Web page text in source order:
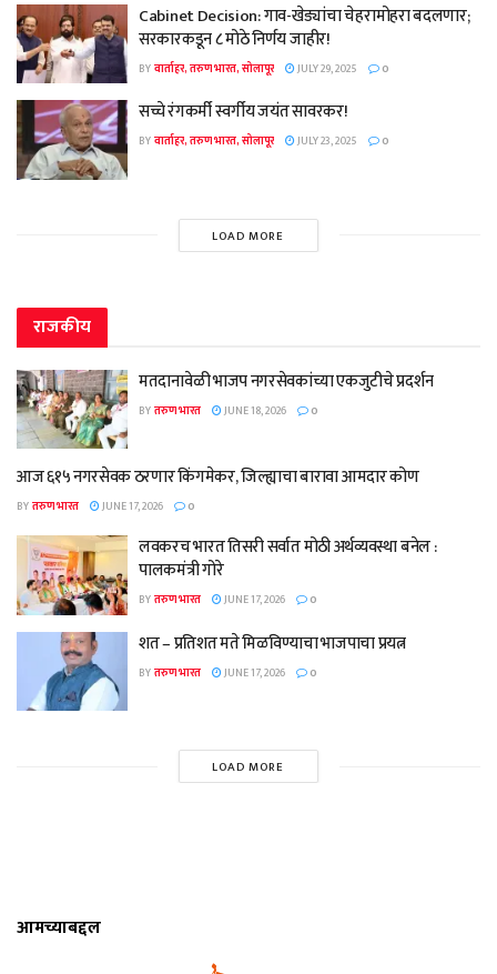
Cabinet Decision: गाव-खेड्यांचा चेहरामोहरा बदलणार;
सरकारकडून ८ मोठे निर्णय जाहीर!
BYवार्ताहर, तरुण भारत, सोलापूर JULY 29, 2025 0
सच्चे रंगकर्मी स्वर्गीय जयंत सावरकर!
BYवार्ताहर, तरुण भारत, सोलापूर JULY 23, 2025 0
LOAD MORE
राजकीय
मतदानावेळी भाजप नगरसेवकांच्या एकजुटीचे प्रदर्शन
BYतरुण भारत JUNE 18, 2026 0
आज ६१५ नगरसेवक ठरणार किंगमेकर, जिल्ह्याचा बारावा आमदार कोण
BYतरुण भारत JUNE 17, 2026 0
लवकरच भारत तिसरी सर्वात मोठी अर्थव्यवस्था बनेल :
पालकमंत्री गोरे
BYतरुण भारत JUNE 17, 2026 0
शत – प्रतिशत मते मिळविण्याचा भाजपाचा प्रयत्न
BYतरुण भारत JUNE 17, 2026 0
LOAD MORE
आमच्याबद्दल